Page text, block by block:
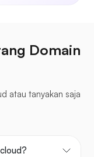
Domain
atau tanyakan saja